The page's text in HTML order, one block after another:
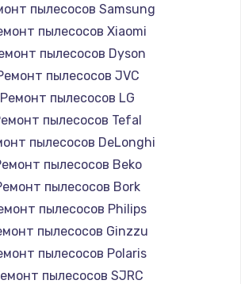
пылесосов Samsung
пылесосов Xiaomi
пылесосов Dyson
пылесосов JVC
Ремонт пылесосов LG
пылесосов Tefal
пылесосов DeLonghi
пылесосов Beko
пылесосов Bork
пылесосов Philips
пылесосов Ginzzu
пылесосов Polaris
пылесосов SJRC